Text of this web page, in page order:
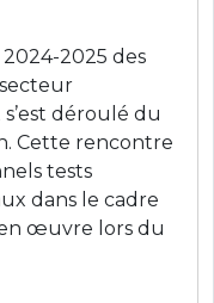
2024-2025 des
déroulé du
Cette rencontre
tests
dans le cadre
œuvre lors du